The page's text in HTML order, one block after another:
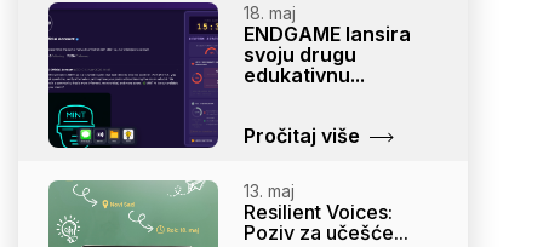
18. maj
ENDGAME lansira
svoju drugu
edukativnu...
Pročitaj više
13. maj
Resilient Voices:
Poziv za učešće...